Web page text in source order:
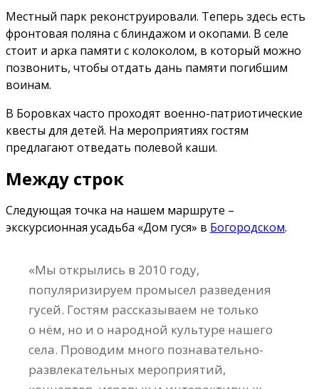
Местный парк реконструировали. Теперь здесь есть
фронтовая поляна с блиндажом и окопами. В селе
стоит и арка памяти с колоколом, в который можно
позвонить, чтобы отдать дань памяти погибшим
воинам.
В Боровках часто проходят военно-патриотические
квесты для детей. На мероприятиях гостям
предлагают отведать полевой каши.
Между строк
Следующая точка на нашем маршруте –
экскурсионная усадьба «Дом гуся» в Богородском.
«Мы открылись в 2010 году,
популяризируем промысел разведения
гусей. Гостям рассказываем не только
о нём, но и о народной культуре нашего
села. Проводим много познавательно-
развлекательных мероприятий,